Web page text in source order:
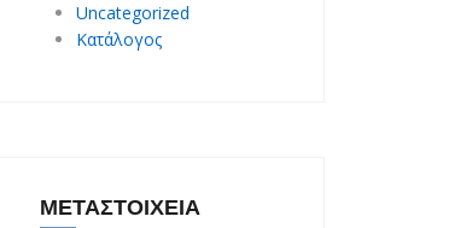
Uncategorized
Κατάλογος
ΜΕΤΑΣΤΟΙΧΕΊΑ